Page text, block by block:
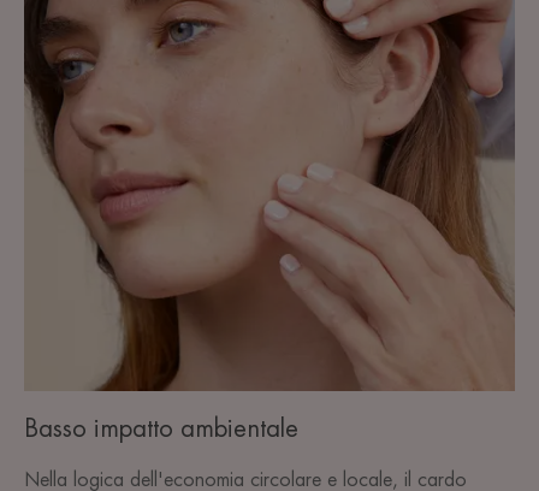
Basso impatto ambientale
Nella logica dell'economia circolare e locale, il cardo